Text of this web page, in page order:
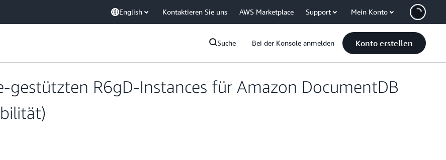
English Kontaktieren Sie uns AWS Marketplace Support Mein Konto
Suche Bei der Konsole anmelden Konto erstellen
gestützten R6gD-Instances für Amazon DocumentDB